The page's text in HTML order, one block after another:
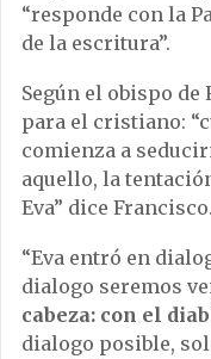
“responde con la
de la escritura”.
Según el obispo de
para el cristiano:
comienza a
aquello, la
Eva” dice Francisco.
“Eva entró en
dialogo seremos
cabeza: con el
dialogo posible,